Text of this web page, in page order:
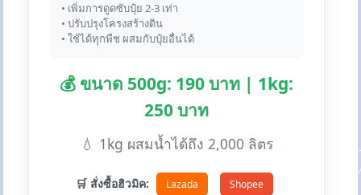
• เพิ่มการดูดซับปุ๋ย 2-3 เท่า
• ปรับปรุงโครงสร้างดิน
• ใช้ได้ทุกพืช ผสมกับปุ๋ยอื่นได้
💰 ขนาด 500g: 190 บาท | 1kg:
250 บาท
💧 1kg ผสมน้ำได้ถึง 2,000 ลิตร
🛒 สั่งซื้อฮิวมิค: Lazada Shopee